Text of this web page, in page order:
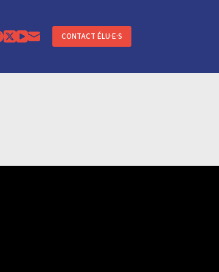
CONTACT ÉLU·E·S